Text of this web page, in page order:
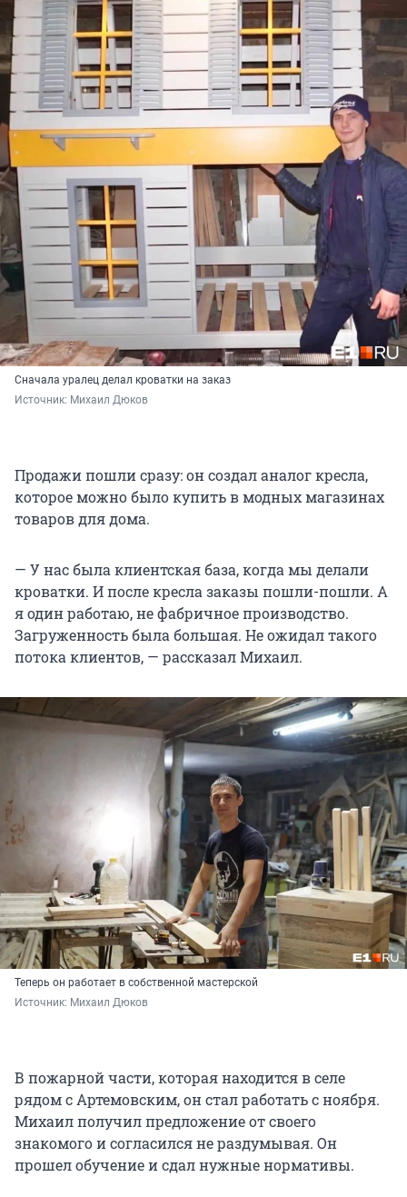
Сначала уралец делал кроватки на заказ
Источник: Михаил Дюков
Продажи пошли сразу: он создал аналог кресла,
которое можно было купить в модных магазинах
товаров для дома.
— У нас была клиентская база, когда мы делали
кроватки. И после кресла заказы пошли-пошли. А
я один работаю, не фабричное производство.
Загруженность была большая. Не ожидал такого
потока клиентов, — рассказал Михаил.
Теперь он работает в собственной мастерской
Источник: Михаил Дюков
В пожарной части, которая находится в селе
рядом с Артемовским, он стал работать с ноября.
Михаил получил предложение от своего
знакомого и согласился не раздумывая. Он
прошел обучение и сдал нужные нормативы.